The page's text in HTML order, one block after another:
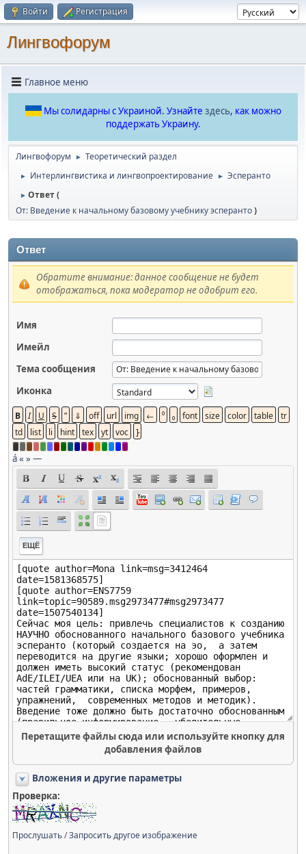
Войти Регистрация
Лингвофорум
Главное меню
Мы солидарны с Украиной. Узнайте здесь, как можно
поддержать Украину.
Лингвофорум ► Теоретический раздел
► Интерлингвистика и лингвопроектирование ► Эсперанто
► Ответ (
От: Введение к начальному базовому учебнику эсперанто)
Ответ
Обратите внимание: данное сообщение не будет
отображаться, пока модератор не одобрит его.
Имя
Имейл
Тема сообщения
Иконка
á« »—
ЕЩЁ
Перетащите файлы сюда или используйте кнопку для
добавления файлов
Вложения и другие параметры
Проверка:
Прослушать/Запросить другое изображение